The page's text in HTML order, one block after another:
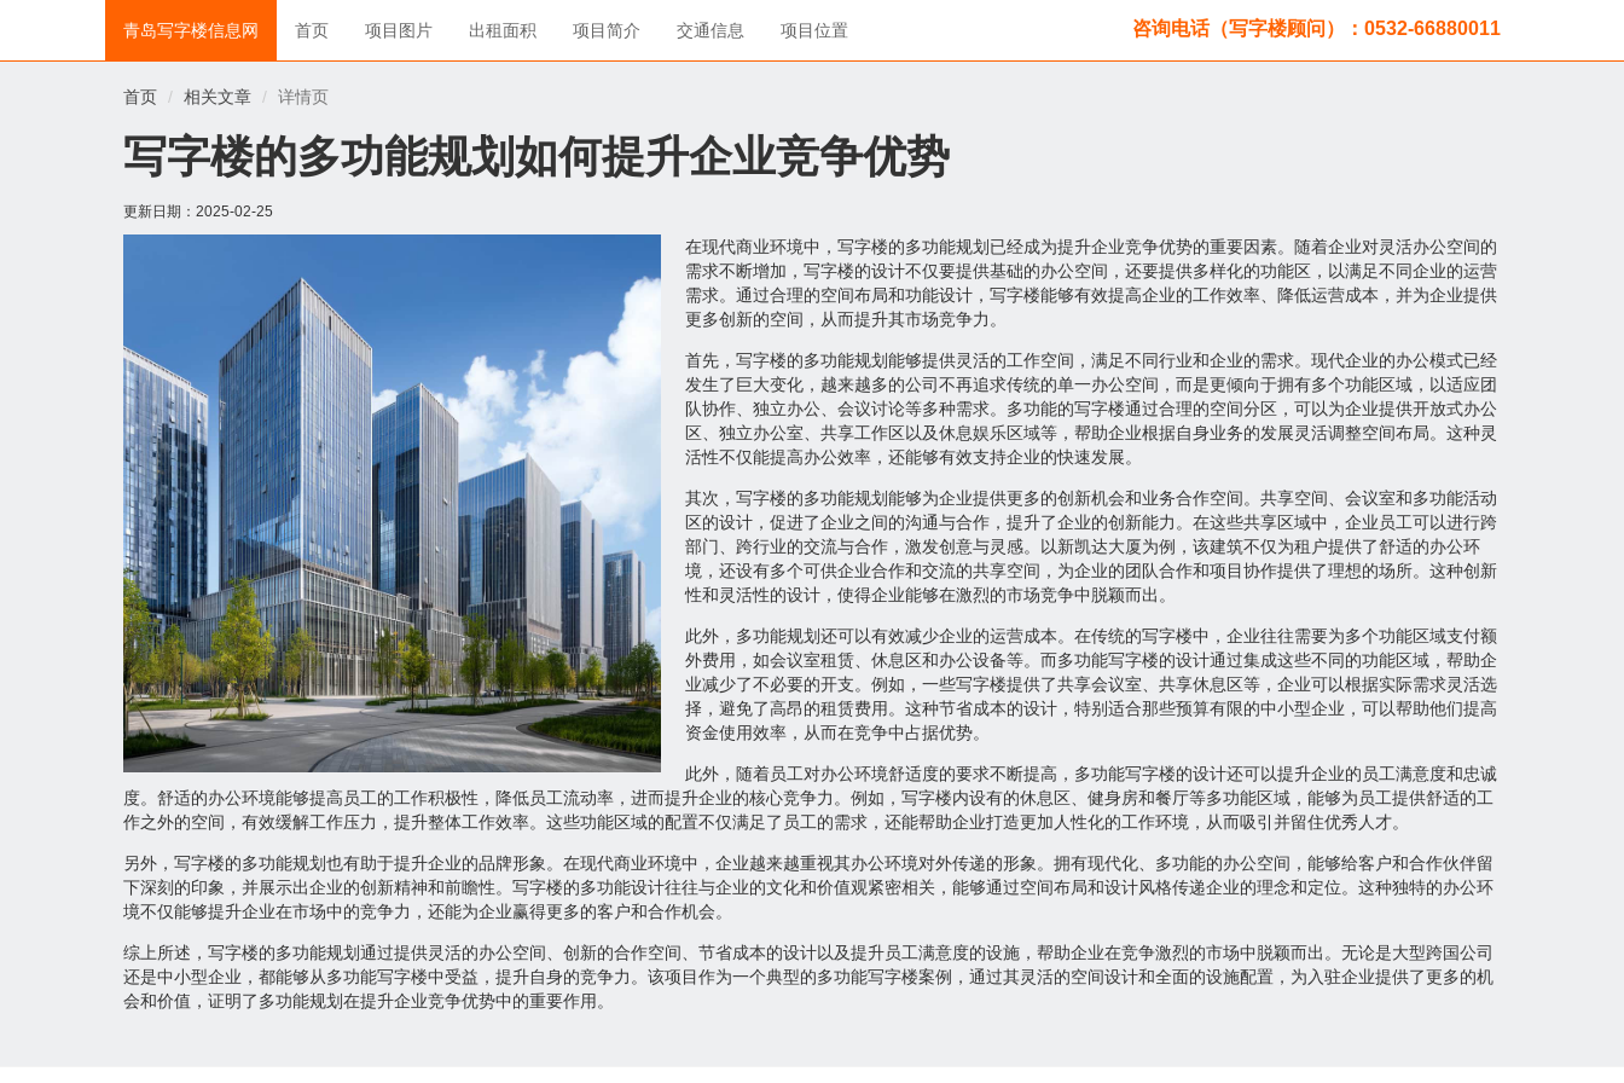
青岛写字楼信息网 首页 项目图片 出租面积 项目简介 交通信息 项目位置 咨询电话（写字楼顾问）：0532-66880011
首页 相关文章 详情页
写字楼的多功能规划如何提升企业竞争优势
更新日期： 2025-02-25
在现代商业环境中，写字楼的多功能规划已经成为提升企业竞争优势的重要因素。随着企业对灵活办公空间的
需求不断增加，写字楼的设计不仅要提供基础的办公空间，还要提供多样化的功能区，以满足不同企业的运营
需求。通过合理的空间布局和功能设计，写字楼能够有效提高企业的工作效率、降低运营成本，并为企业提供
更多创新的空间，从而提升其市场竞争力。
首先，写字楼的多功能规划能够提供灵活的工作空间，满足不同行业和企业的需求。现代企业的办公模式已经
发生了巨大变化，越来越多的公司不再追求传统的单一办公空间，而是更倾向于拥有多个功能区域，以适应团
队协作、独立办公、会议讨论等多种需求。多功能的写字楼通过合理的空间分区，可以为企业提供开放式办公
区、独立办公室、共享工作区以及休息娱乐区域等，帮助企业根据自身业务的发展灵活调整空间布局。这种灵
活性不仅能提高办公效率，还能够有效支持企业的快速发展。
其次，写字楼的多功能规划能够为企业提供更多的创新机会和业务合作空间。共享空间、会议室和多功能活动
区的设计，促进了企业之间的沟通与合作，提升了企业的创新能力。在这些共享区域中，企业员工可以进行跨
部门、跨行业的交流与合作，激发创意与灵感。以新凯达大厦为例，该建筑不仅为租户提供了舒适的办公环
境，还设有多个可供企业合作和交流的共享空间，为企业的团队合作和项目协作提供了理想的场所。这种创新
性和灵活性的设计，使得企业能够在激烈的市场竞争中脱颖而出。
此外，多功能规划还可以有效减少企业的运营成本。在传统的写字楼中，企业往往需要为多个功能区域支付额
外费用，如会议室租赁、休息区和办公设备等。而多功能写字楼的设计通过集成这些不同的功能区域，帮助企
业减少了不必要的开支。例如，一些写字楼提供了共享会议室、共享休息区等，企业可以根据实际需求灵活选
择，避免了高昂的租赁费用。这种节省成本的设计，特别适合那些预算有限的中小型企业，可以帮助他们提高
资金使用效率，从而在竞争中占据优势。
此外，随着员工对办公环境舒适度的要求不断提高，多功能写字楼的设计还可以提升企业的员工满意度和忠诚
度。舒适的办公环境能够提高员工的工作积极性，降低员工流动率，进而提升企业的核心竞争力。例如，写字楼内设有的休息区、健身房和餐厅等多功能区域，能够为员工提供舒适的工
作之外的空间，有效缓解工作压力，提升整体工作效率。这些功能区域的配置不仅满足了员工的需求，还能帮助企业打造更加人性化的工作环境，从而吸引并留住优秀人才。
另外，写字楼的多功能规划也有助于提升企业的品牌形象。在现代商业环境中，企业越来越重视其办公环境对外传递的形象。拥有现代化、多功能的办公空间，能够给客户和合作伙伴留
下深刻的印象，并展示出企业的创新精神和前瞻性。写字楼的多功能设计往往与企业的文化和价值观紧密相关，能够通过空间布局和设计风格传递企业的理念和定位。这种独特的办公环
境不仅能够提升企业在市场中的竞争力，还能为企业赢得更多的客户和合作机会。
综上所述，写字楼的多功能规划通过提供灵活的办公空间、创新的合作空间、节省成本的设计以及提升员工满意度的设施，帮助企业在竞争激烈的市场中脱颖而出。无论是大型跨国公司
还是中小型企业，都能够从多功能写字楼中受益，提升自身的竞争力。该项目作为一个典型的多功能写字楼案例，通过其灵活的空间设计和全面的设施配置，为入驻企业提供了更多的机
会和价值，证明了多功能规划在提升企业竞争优势中的重要作用。